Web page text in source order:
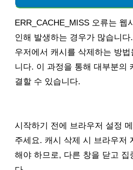
ERR_CACHE_MISS 오류는 웹
인해 발생하는 경우가 많습니
우저에서 캐시를 삭제하는 방
니다. 이 과정을 통해 대부분의
결할 수 있습니다.
시작하기 전에 브라우저 설정
주세요. 캐시 삭제 시 브라우저
해야 하므로, 다른 창을 닫고 집